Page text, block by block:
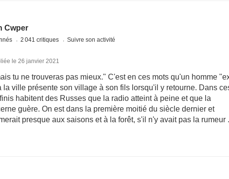
Cwper
2 041 critiques Suivre son activité
le 26 janvier 2021
tu ne trouveras pas mieux." C'est en ces mots qu'un homme
la ville présente son village à son fils lorsqu'il y retourne. Dans
habitent des Russes que la radio atteint à peine et que la
guère. On est dans la première moitié du siècle dernier et
presque aux saisons et à la forêt, s'il n'y avait pas la rumeur